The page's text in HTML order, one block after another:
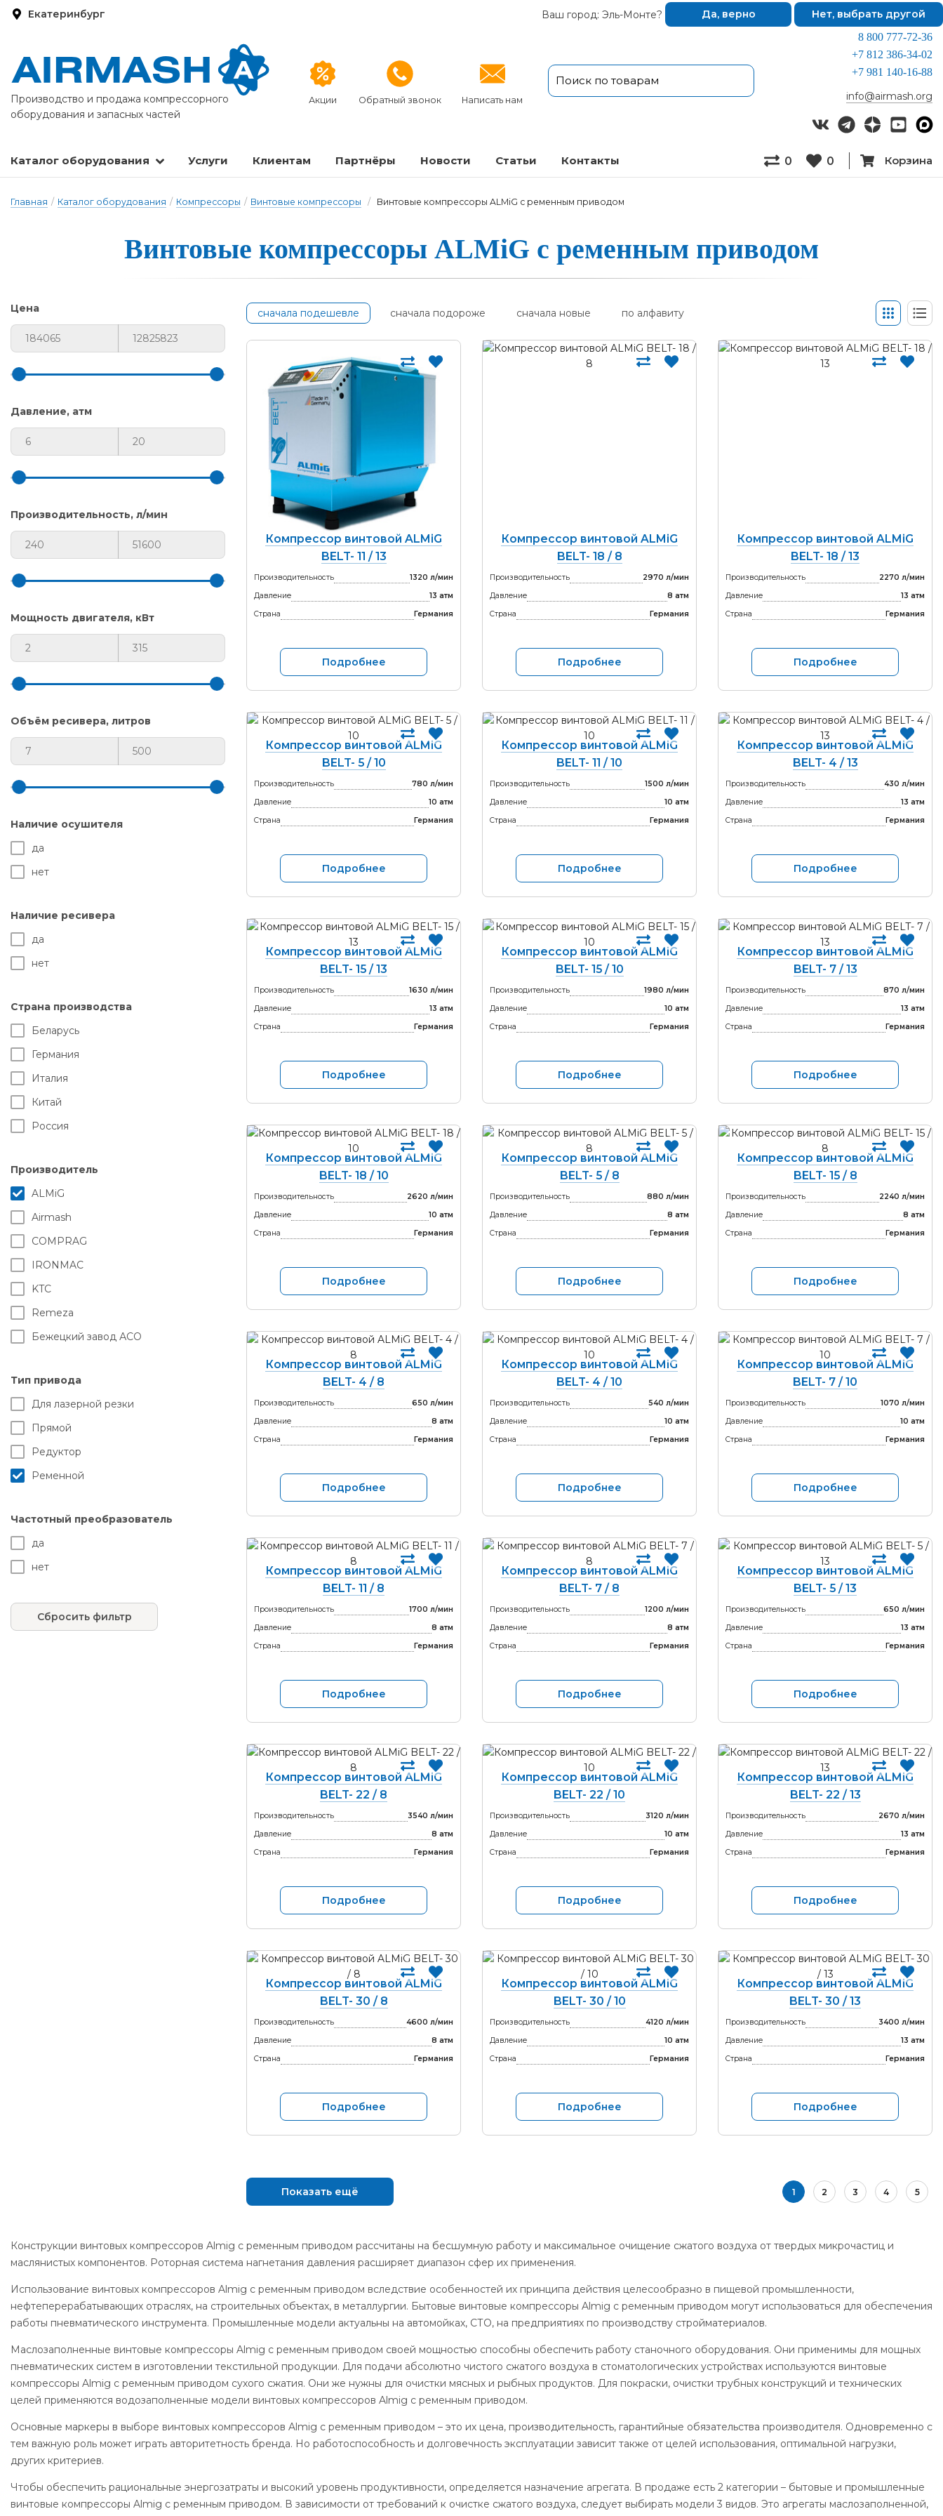
Екатеринбург Ваш город: Эль-Монте? Да, верно Нет, выбрать другой
Производство и продажа компрессорного
оборудования и запасных частей
Акции Обратный звонок Написать нам
8 800 777-72-36
+7 812 386-34-02
+7 981 140-16-88
info@airmash.org
Каталог оборудования Услуги Клиентам Партнёры Новости Статьи Кон­так­ты 0 0 Корзина
Главная / Каталог оборудования / Компрессоры / Винтовые компрессоры / Винтовые компрессоры ALMiG с ременным приводом
Винтовые ком­прес­со­ры ALMiG с ре­мен­ным при­во­дом
Цена
Давление, атм
Производительность, л/мин
Мощность двигателя, кВт
Объём ресивера, литров
Наличие осушителя
да
нет
Наличие ресивера
да
нет
Страна производства
Беларусь
Германия
Италия
Китай
Россия
Производитель
ALMiG
Airmash
COMPRAG
IRONMAC
KTC
Remeza
Бежецкий завод АСО
Тип привода
Для лазерной резки
Прямой
Редуктор
Ременной
Частотный преобразователь
да
нет
Сбросить фильтр
сначала подешевле сначала подороже сначала новые по алфавиту
Компрессор винтовой ALMiG
BELT- 11 / 13
Производительность
1320 л/мин
Давление
13 атм
Страна
Германия
Подробнее
Компрессор винтовой ALMiG
BELT- 18 / 8
Производительность
2970 л/мин
Давление
8 атм
Страна
Германия
Подробнее
Компрессор винтовой ALMiG
BELT- 18 / 13
Производительность
2270 л/мин
Давление
13 атм
Страна
Германия
Подробнее
Компрессор винтовой ALMiG
BELT- 5 / 10
Производительность
780 л/мин
Давление
10 атм
Страна
Германия
Подробнее
Компрессор винтовой ALMiG
BELT- 11 / 10
Производительность
1500 л/мин
Давление
10 атм
Страна
Германия
Подробнее
Компрессор винтовой ALMiG
BELT- 4 / 13
Производительность
430 л/мин
Давление
13 атм
Страна
Германия
Подробнее
Компрессор винтовой ALMiG
BELT- 15 / 13
Производительность
1630 л/мин
Давление
13 атм
Страна
Германия
Подробнее
Компрессор винтовой ALMiG
BELT- 15 / 10
Производительность
1980 л/мин
Давление
10 атм
Страна
Германия
Подробнее
Компрессор винтовой ALMiG
BELT- 7 / 13
Производительность
870 л/мин
Давление
13 атм
Страна
Германия
Подробнее
Компрессор винтовой ALMiG
BELT- 18 / 10
Производительность
2620 л/мин
Давление
10 атм
Страна
Германия
Подробнее
Компрессор винтовой ALMiG
BELT- 5 / 8
Производительность
880 л/мин
Давление
8 атм
Страна
Германия
Подробнее
Компрессор винтовой ALMiG
BELT- 15 / 8
Производительность
2240 л/мин
Давление
8 атм
Страна
Германия
Подробнее
Компрессор винтовой ALMiG
BELT- 4 / 8
Производительность
650 л/мин
Давление
8 атм
Страна
Германия
Подробнее
Компрессор винтовой ALMiG
BELT- 4 / 10
Производительность
540 л/мин
Давление
10 атм
Страна
Германия
Подробнее
Компрессор винтовой ALMiG
BELT- 7 / 10
Производительность
1070 л/мин
Давление
10 атм
Страна
Германия
Подробнее
Компрессор винтовой ALMiG
BELT- 11 / 8
Производительность
1700 л/мин
Давление
8 атм
Страна
Германия
Подробнее
Компрессор винтовой ALMiG
BELT- 7 / 8
Производительность
1200 л/мин
Давление
8 атм
Страна
Германия
Подробнее
Компрессор винтовой ALMiG
BELT- 5 / 13
Производительность
650 л/мин
Давление
13 атм
Страна
Германия
Подробнее
Компрессор винтовой ALMiG
BELT- 22 / 8
Производительность
3540 л/мин
Давление
8 атм
Страна
Германия
Подробнее
Компрессор винтовой ALMiG
BELT- 22 / 10
Производительность
3120 л/мин
Давление
10 атм
Страна
Германия
Подробнее
Компрессор винтовой ALMiG
BELT- 22 / 13
Производительность
2670 л/мин
Давление
13 атм
Страна
Германия
Подробнее
Компрессор винтовой ALMiG
BELT- 30 / 8
Производительность
4600 л/мин
Давление
8 атм
Страна
Германия
Подробнее
Компрессор винтовой ALMiG
BELT- 30 / 10
Производительность
4120 л/мин
Давление
10 атм
Страна
Германия
Подробнее
Компрессор винтовой ALMiG
BELT- 30 / 13
Производительность
3400 л/мин
Давление
13 атм
Страна
Германия
Подробнее
Показать ещё 1 2 3 4 5
Конструкции винтовых компрессоров Almig с ременным приводом рассчитаны на бесшумную работу и максимальное очищение сжатого воздуха от твердых микрочастиц и
маслянистых компонентов. Роторная система нагнетания давления расширяет диапазон сфер их применения.
Использование винтовых компрессоров Almig с ременным приводом вследствие особенностей их принципа действия целесообразно в пищевой промышленности,
нефтеперерабатывающих отраслях, на строительных объектах, в металлургии. Бытовые винтовые компрессоры Almig с ременным приводом могут использоваться для обеспечения
работы пневматического инструмента. Промышленные модели актуальны на автомойках, СТО, на предприятиях по производству стройматериалов.
Маслозаполненные винтовые компрессоры Almig с ременным приводом своей мощностью способны обеспечить работу станочного оборудования. Они применимы для мощных
пневматических систем в изготовлении текстильной продукции. Для подачи абсолютно чистого сжатого воздуха в стоматологических устройствах используются винтовые
компрессоры Almig с ременным приводом сухого сжатия. Они же нужны для очистки мясных и рыбных продуктов. Для покраски, очистки трубных конструкций и технических
целей применяются водозаполненные модели винтовых компрессоров Almig с ременным приводом.
Основные маркеры в выборе винтовых компрессоров Almig с ременным приводом – это их цена, производительность, гарантийные обязательства производителя. Одновременно с
тем важную роль может играть авторитетность бренда. Но работоспособность и долговечность эксплуатации зависит также от целей использования, оптимальной нагрузки,
других критериев.
Чтобы обеспечить рациональные энергозатраты и высокий уровень продуктивности, определяется назначение агрегата. В продаже есть 2 категории – бытовые и промышленные
винтовые компрессоры Almig с ременным приводом. В зависимости от требований к очистке сжатого воздуха, следует выбирать модели 3 видов. Это агрегаты маслозаполненной,